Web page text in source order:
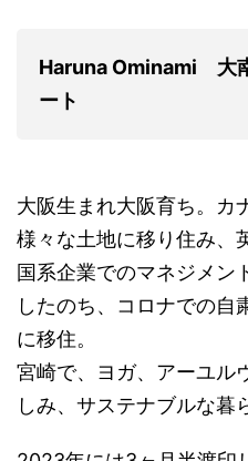
Haruna Ominami 大
ート
大阪生まれ大阪育ち。カ
様々な土地に移り住み、
国系企業でのマネジメン
したのち、コロナでの自
に移住。
宮崎で、ヨガ、アーユル
しみ、サステナブルな暮